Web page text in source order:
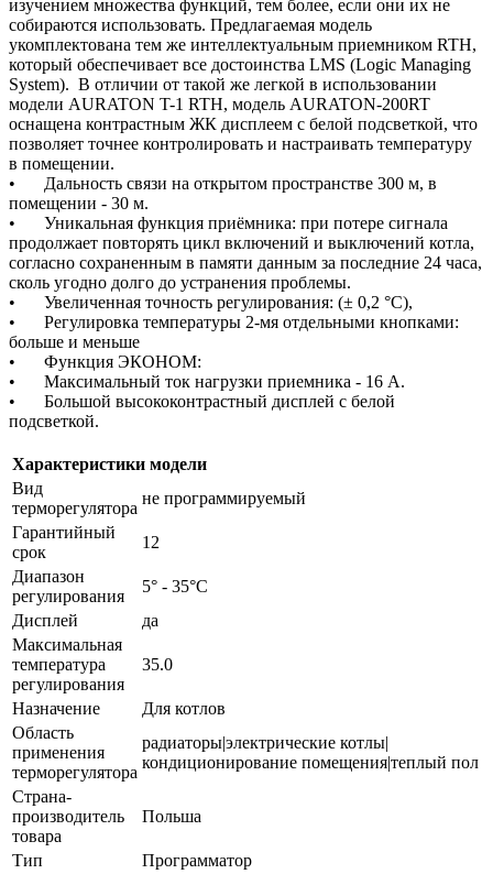
изучением множества функций, тем более, если они их не
собираются использовать. Предлагаемая модель
укомплектована тем же интеллектуальным приемником RTH,
который обеспечивает все достоинства LMS (Logic Managing
System). В отличии от такой же легкой в использовании
модели AURATON T-1 RTH, модель AURATON-200RT
оснащена контрастным ЖК дисплеем с белой подсветкой, что
позволяет точнее контролировать и настраивать температуру
в помещении.
•
Дальность связи на открытом пространстве 300 м, в
помещении - 30 м.
•
Уникальная функция приёмника: при потере сигнала
продолжает повторять цикл включений и выключений котла,
согласно сохраненным в памяти данным за последние 24 часа,
сколь угодно долго до устранения проблемы.
•
Увеличенная точность регулирования: (± 0,2 °С),
•
Регулировка температуры 2-мя отдельными кнопками:
больше и меньше
•
Функция ЭКОНОМ:
•
Максимальный ток нагрузки приемника - 16 А.
•
Большой высококонтрастный дисплей с белой
подсветкой.
Характеристики модели
Вид
терморегулятора
не программируемый
Гарантийный
срок
12
Диапазон
регулирования
5° - 35°C
Дисплей
да
Максимальная
температура
регулирования
35.0
Назначение
Для котлов
Область
применения
терморегулятора
радиаторы|электрические котлы|
кондиционирование помещения|теплый пол
Страна-
производитель
товара
Польша
Тип
Программатор